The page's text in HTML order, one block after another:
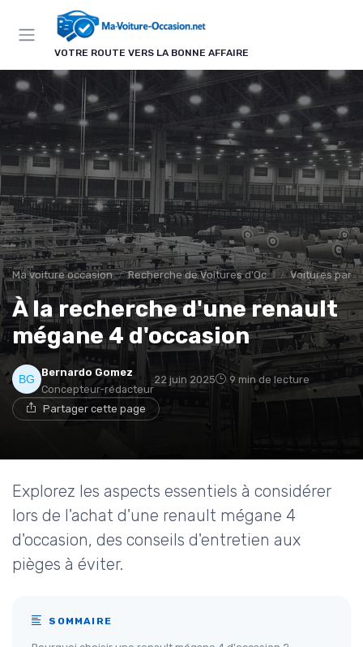
VOTRE ROUTE VERS LA BONNE AFFAIRE
Ma voiture occasion Recherche de Voitures d'Occasion Voitures par
À la recherche d'une renault
mégane 4 d'occasion
Bernardo Gomez
Concepteur-rédacteur
22 juin 2025 9 min de lecture
Partager cette page
Explorez les aspects essentiels à considérer
lors de l'achat d'une renault mégane 4
d'occasion, des conseils d'entretien aux
pièges à éviter.
SOMMAIRE
Panneau de gestion des cookies